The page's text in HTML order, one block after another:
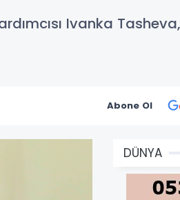
Ivanka Tasheva,
Abone Ol
DÜNYA